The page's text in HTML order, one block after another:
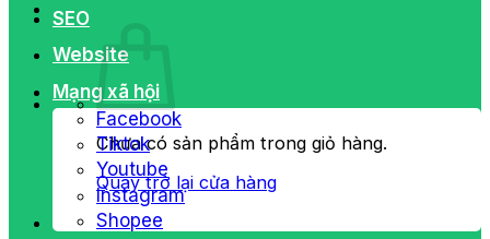
Chưa có sản phẩm trong giỏ hàng.
Quay trở lại cửa hàng
SEO
Website
Mạng xã hội
Facebook
Tiktok
Youtube
Instagram
Shopee